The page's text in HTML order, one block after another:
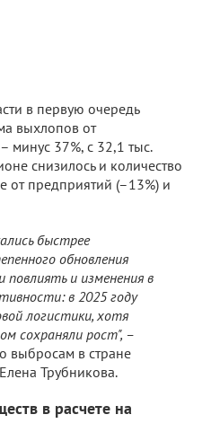
в первую очередь
выхлопов от
минус 37%, с 32,1 тыс.
снизилось и количество
от предприятий (–13%) и
быстрее
обновления
повлиять и изменения в
в 2025 году
логистики, хотя
сохраняли рост", –
выбросам в стране
Трубникова.
в расчете на